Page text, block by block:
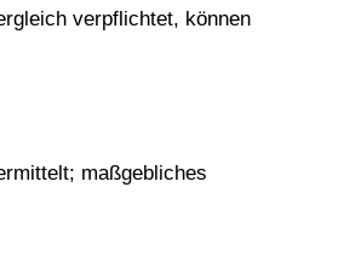
verpflichtet, können
maßgebliches